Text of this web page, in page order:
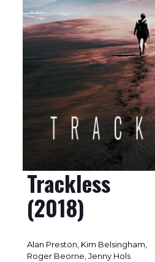
Trackless
(2018)
Alan Preston, Kim Belsingham,
Roger Beorne, Jenny Hols